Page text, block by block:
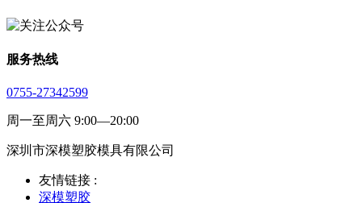
服务热线
0755-27342599
周一至周六 9:00—20:00
深圳市深模塑胶模具有限公司
友情链接 :
深模塑胶